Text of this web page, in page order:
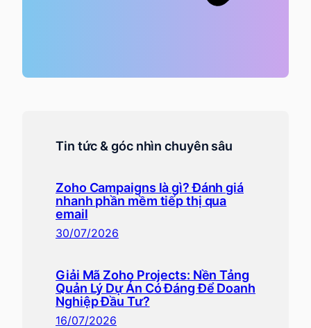
Tin tức & góc nhìn chuyên sâu
Zoho Campaigns là gì? Đánh giá
nhanh phần mềm tiếp thị qua
email
30/07/2026
Giải Mã Zoho Projects: Nền Tảng
Quản Lý Dự Án Có Đáng Để Doanh
Nghiệp Đầu Tư?
16/07/2026